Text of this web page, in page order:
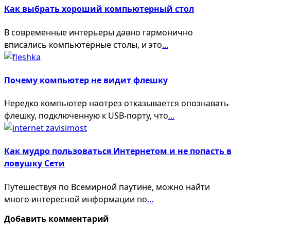
Как выбрать хороший компьютерный стол
В современные интерьеры давно гармонично
вписались компьютерные столы, и это...
Почему компьютер не видит флешку
Нередко компьютер наотрез отказывается опознавать
флешку, подключенную к USB-порту, что...
Как мудро пользоваться Интернетом и не попасть в
ловушку Сети
Путешествуя по Всемирной паутине, можно найти
много интересной информации по...
Добавить комментарий